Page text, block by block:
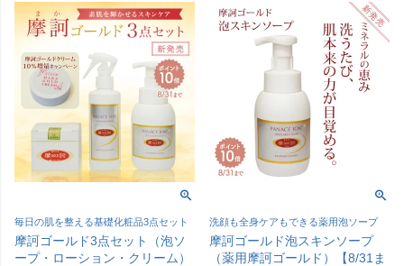
毎日の肌を整える基礎化粧品3点セット
摩訶ゴールド3点セット（泡ソ
ープ・ローション・クリーム）
洗顔も全身ケアもできる薬用泡ソープ
摩訶ゴールド泡スキンソープ
（薬用摩訶ゴールド）【8/31ま